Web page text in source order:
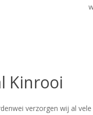
Kinrooi
verzorgen wij al